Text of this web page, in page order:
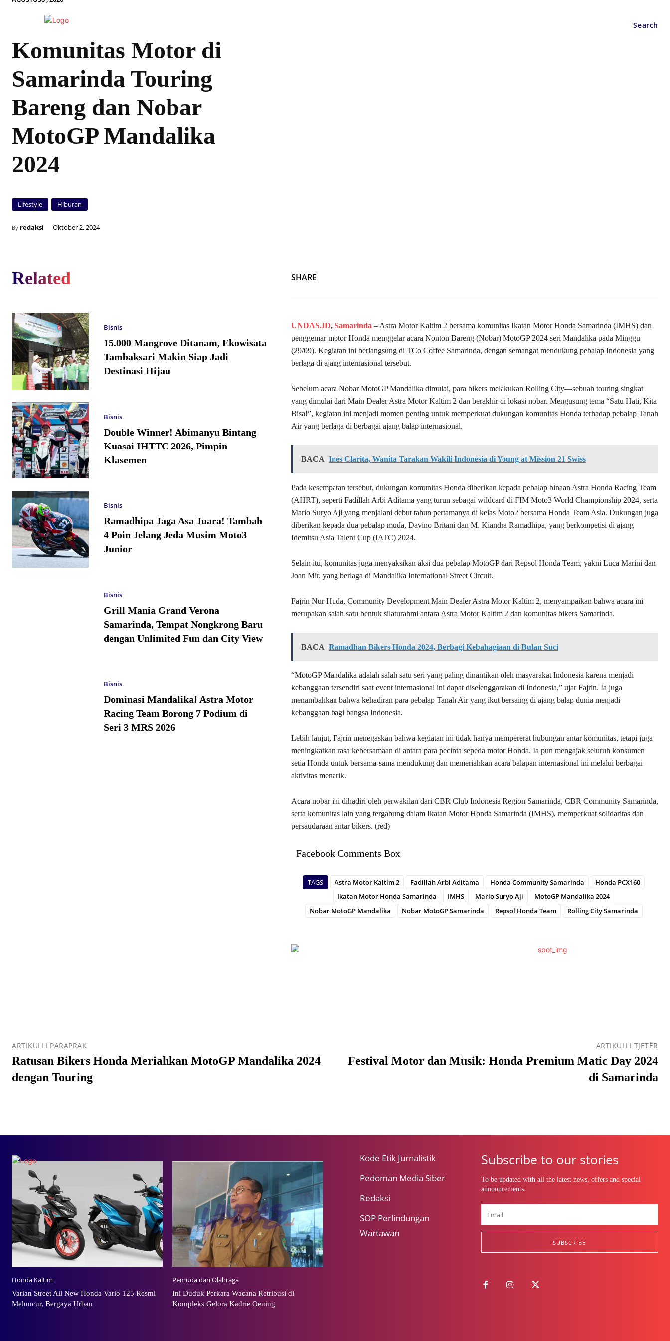
Search
Komunitas Motor di
Samarinda Touring
Bareng dan Nobar
MotoGP Mandalika
2024
Lifestyle Hiburan
By redaksi Oktober 2, 2024
Related
Bisnis
15.000 Mangrove Ditanam, Ekowisata
Tambaksari Makin Siap Jadi
Destinasi Hijau
Bisnis
Double Winner! Abimanyu Bintang
Kuasai IHTTC 2026, Pimpin
Klasemen
Bisnis
Ramadhipa Jaga Asa Juara! Tambah
4 Poin Jelang Jeda Musim Moto3
Junior
Bisnis
Grill Mania Grand Verona
Samarinda, Tempat Nongkrong Baru
dengan Unlimited Fun dan City View
Bisnis
Dominasi Mandalika! Astra Motor
Racing Team Borong 7 Podium di
Seri 3 MRS 2026
SHARE
UNDAS.ID, Samarinda – Astra Motor Kaltim 2 bersama komunitas Ikatan Motor Honda Samarinda (IMHS) dan
penggemar motor Honda menggelar acara Nonton Bareng (Nobar) MotoGP 2024 seri Mandalika pada Minggu
(29/09). Kegiatan ini berlangsung di TCo Coffee Samarinda, dengan semangat mendukung pebalap Indonesia yang
berlaga di ajang internasional tersebut.
Sebelum acara Nobar MotoGP Mandalika dimulai, para bikers melakukan Rolling City—sebuah touring singkat
yang dimulai dari Main Dealer Astra Motor Kaltim 2 dan berakhir di lokasi nobar. Mengusung tema “Satu Hati, Kita
Bisa!”, kegiatan ini menjadi momen penting untuk memperkuat dukungan komunitas Honda terhadap pebalap Tanah
Air yang berlaga di berbagai ajang balap internasional.
BACA Ines Clarita, Wanita Tarakan Wakili Indonesia di Young at Mission 21 Swiss
Pada kesempatan tersebut, dukungan komunitas Honda diberikan kepada pebalap binaan Astra Honda Racing Team
(AHRT), seperti Fadillah Arbi Aditama yang turun sebagai wildcard di FIM Moto3 World Championship 2024, serta
Mario Suryo Aji yang menjalani debut tahun pertamanya di kelas Moto2 bersama Honda Team Asia. Dukungan juga
diberikan kepada dua pebalap muda, Davino Britani dan M. Kiandra Ramadhipa, yang berkompetisi di ajang
Idemitsu Asia Talent Cup (IATC) 2024.
Selain itu, komunitas juga menyaksikan aksi dua pebalap MotoGP dari Repsol Honda Team, yakni Luca Marini dan
Joan Mir, yang berlaga di Mandalika International Street Circuit.
Fajrin Nur Huda, Community Development Main Dealer Astra Motor Kaltim 2, menyampaikan bahwa acara ini
merupakan salah satu bentuk silaturahmi antara Astra Motor Kaltim 2 dan komunitas bikers Samarinda.
BACA Ramadhan Bikers Honda 2024, Berbagi Kebahagiaan di Bulan Suci
“MotoGP Mandalika adalah salah satu seri yang paling dinantikan oleh masyarakat Indonesia karena menjadi
kebanggaan tersendiri saat event internasional ini dapat diselenggarakan di Indonesia,” ujar Fajrin. Ia juga
menambahkan bahwa kehadiran para pebalap Tanah Air yang ikut bersaing di ajang balap dunia menjadi
kebanggaan bagi bangsa Indonesia.
Lebih lanjut, Fajrin menegaskan bahwa kegiatan ini tidak hanya mempererat hubungan antar komunitas, tetapi juga
meningkatkan rasa kebersamaan di antara para pecinta sepeda motor Honda. Ia pun mengajak seluruh konsumen
setia Honda untuk bersama-sama mendukung dan memeriahkan acara balapan internasional ini melalui berbagai
aktivitas menarik.
Acara nobar ini dihadiri oleh perwakilan dari CBR Club Indonesia Region Samarinda, CBR Community Samarinda,
serta komunitas lain yang tergabung dalam Ikatan Motor Honda Samarinda (IMHS), memperkuat solidaritas dan
persaudaraan antar bikers. (red)
Facebook Comments Box
TAGS Astra Motor Kaltim 2 Fadillah Arbi Aditama Honda Community Samarinda
Honda PCX160
Ikatan Motor Honda Samarinda
IMHS Mario Suryo Aji
MotoGP Mandalika 2024
Nobar MotoGP Mandalika
Nobar MotoGP Samarinda Repsol Honda Team Rolling City Samarinda
ARTIKULLI PARAPRAK
Ratusan Bikers Honda Meriahkan MotoGP Mandalika 2024
dengan Touring
ARTIKULLI TJETËR
Festival Motor dan Musik: Honda Premium Matic Day 2024
di Samarinda
Honda Kaltim
Varian Street All New Honda Vario 125 Resmi
Meluncur, Bergaya Urban
Pemuda dan Olahraga
Ini Duduk Perkara Wacana Retribusi di
Kompleks Gelora Kadrie Oening
Kode Etik Jurnalistik
Pedoman Media Siber
Redaksi
SOP Perlindungan
Wartawan
Subscribe to our stories
To be updated with all the latest news, offers and special
announcements.
SUBSCRIBE